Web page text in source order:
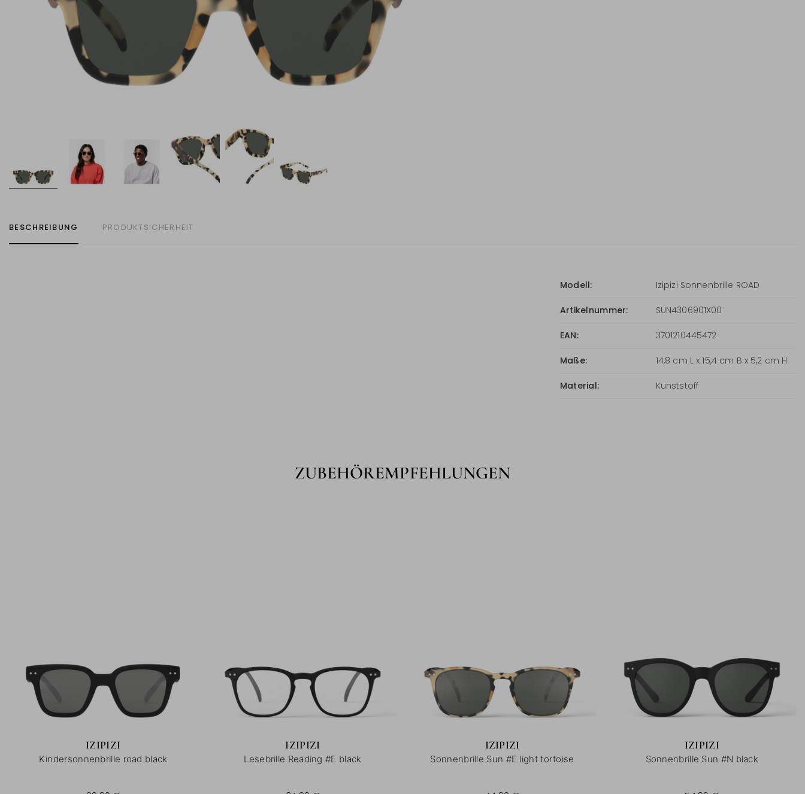
BESCHREIBUNG PRODUKTSICHERHEIT
Modell: Izipizi Sonnenbrille ROAD
Artikelnummer: SUN4306901X00
EAN: 3701210445472
Maße: 14,8 cm L x 15,4 cm B x 5,2 cm H
Material: Kunststoff
ZUBEHÖREMPFEHLUNGEN
IZIPIZI
Kindersonnenbrille road black
IZIPIZI
Lesebrille Reading #E black
IZIPIZI
Sonnenbrille Sun #E light tortoise
IZIPIZI
Sonnenbrille Sun #N black